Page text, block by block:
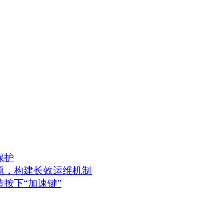
护
构建长效运维机制
按下“加速键”